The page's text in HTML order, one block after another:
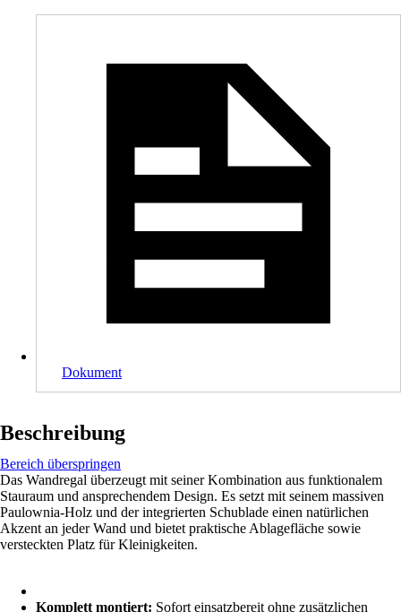
Dokument
Beschreibung
Bereich überspringen
Das Wandregal überzeugt mit seiner Kombination aus funktionalem
Stauraum und ansprechendem Design. Es setzt mit seinem massiven
Paulownia-Holz und der integrierten Schublade einen natürlichen
Akzent an jeder Wand und bietet praktische Ablagefläche sowie
versteckten Platz für Kleinigkeiten.
Komplett montiert: Sofort einsatzbereit ohne zusätzlichen